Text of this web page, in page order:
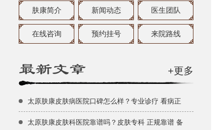
肤康简介 新闻动态 医生团队
在线咨询 预约挂号 来院路线
+更多
太原肤康皮肤病医院口碑怎么样？专业诊疗 看病正
太原肤康皮肤科医院靠谱吗？皮肤专科 正规靠谱 备